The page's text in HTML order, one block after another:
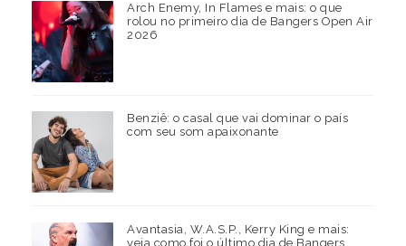
Arch Enemy, In Flames e mais: o que
rolou no primeiro dia de Bangers Open Air
2026
Benziê: o casal que vai dominar o país
com seu som apaixonante
Avantasia, W.A.S.P., Kerry King e mais:
veja como foi o último dia de Bangers